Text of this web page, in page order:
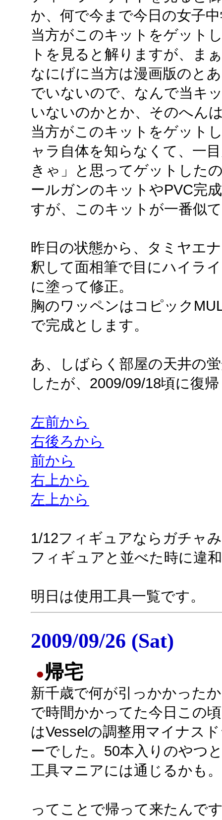
か、何で今まで今日の女子
当方がこのキットをゲット
トを見ると解りますが、ま
なにげに当方は漫画版のと
でいないので、なんで当キ
いないのかとか、そのへん
当方がこのキットをゲット
ャラ自体を知らなくて、一
きゃ」と思ってゲットした
ールガンのキットやPVC完
すが、このキットが一番似
昨日の状態から、タミヤエ
釈して面相筆で目にハイラ
に塗って修正。
胸のワッペンはコピック
で完成とします。
あ、しばらく部屋の天井の
したが、2009/09/18頃に復
左前から
右後ろから
前から
右上から
左上から
1/12フィギュアならガチャ
フィギュアと並べた時に違
明日は使用工具一覧です。
2009/09/26 (Sat)
●帰宅
新千歳で何が引っかかった
で時間かかってた今日この
はVesselの調整用マイナス
ーでした。50本入りのやつ
工具マニアには通じるかも。
ってことで帰って来たんで